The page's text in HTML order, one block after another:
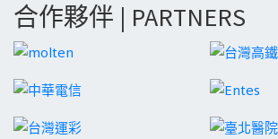
合作夥伴 | PARTNERS